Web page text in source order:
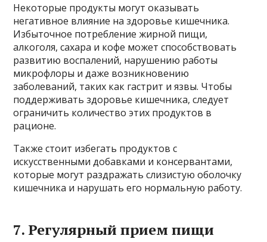
Некоторые продукты могут оказывать
негативное влияние на здоровье кишечника.
Избыточное потребление жирной пищи,
алкоголя, сахара и кофе может способствовать
развитию воспалений, нарушению работы
микрофлоры и даже возникновению
заболеваний, таких как гастрит и язвы. Чтобы
поддерживать здоровье кишечника, следует
ограничить количество этих продуктов в
рационе.
Также стоит избегать продуктов с
искусственными добавками и консервантами,
которые могут раздражать слизистую оболочку
кишечника и нарушать его нормальную работу.
7. Регулярный прием пищи